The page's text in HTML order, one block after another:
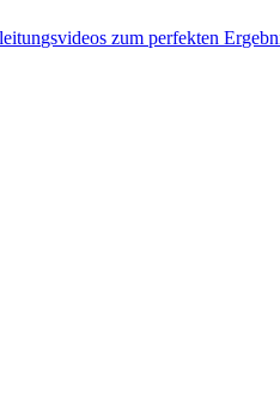
zum perfekten